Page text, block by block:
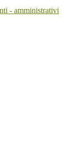
- amministrativi